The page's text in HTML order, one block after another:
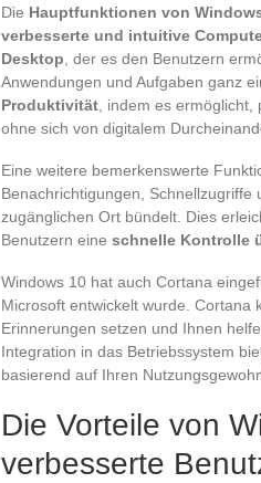
Die Hauptfunktionen von
verbesserte und intuitive
Desktop , der es den Benutzern
Anwendungen und Aufgaben ganz
Produktivität , indem es
ohne sich von digitalem
Eine weitere bemerkenswerte
Benachrichtigungen,
zugänglichen Ort bündelt. Dies
Benutzern eine schnelle Kontrolle
Windows 10 hat auch Cortana
Microsoft entwickelt wurde. Cortana
Erinnerungen setzen und Ihnen
Integration in das Betriebssystem
basierend auf Ihren
Die Vorteile von
verbesserte